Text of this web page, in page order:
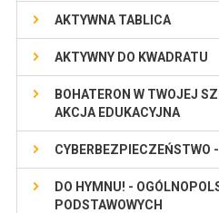
AKTYWNA TABLICA
AKTYWNY DO KWADRATU
BOHATERON W TWOJEJ
AKCJA EDUKACYJNA
CYBERBEZPIECZEŃSTWO
DO HYMNU! -
PODSTAWOWYCH